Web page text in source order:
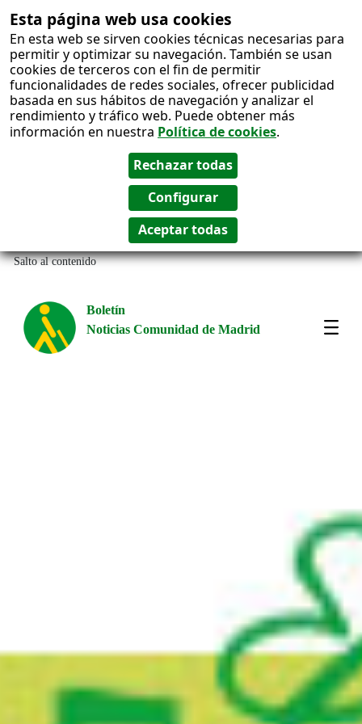
Esta página web usa cookies
En esta web se sirven cookies técnicas necesarias para
permitir y optimizar su navegación. También se usan
cookies de terceros con el fin de permitir
funcionalidades de redes sociales, ofrecer publicidad
basada en sus hábitos de navegación y analizar el
rendimiento y tráfico web. Puede obtener más
información en nuestra Política de cookies.
Salto al contenido
Boletín
Noticias Comunidad de Madrid